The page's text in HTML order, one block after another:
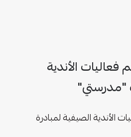
فعاليات الأندية
"مدرستي"
الأندية الصيفية لمبادرة